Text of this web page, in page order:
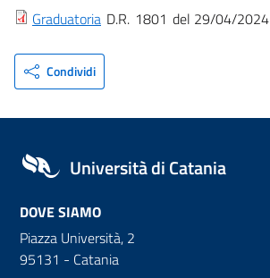
Graduatoria D.R. 1801 29/04/2024
Condividi
Università di Catania
DOVE SIAMO
Piazza Università, 2
95131 - Catania